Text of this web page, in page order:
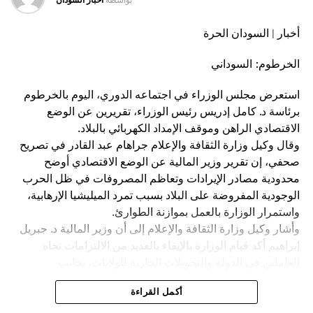
الدبلوماسية الأخيرة مع البعثة السودانية إلى التوصل إلى تسوية
عاجلة، تضمن إعادة فتح الأسواق واستئناف حركة التبادل
التجاري الطبيعية بين البلدين الشقيقين بما يحفظ مصالح
المزارعين والمصدرين.
واوضح موسيوكا المرشح لانتخابات الرئاسة الكينية القادم على
أن معالجة هذا الملف تقتضي أولاً أن تراجع الحكومة الكينية عن
الأعمال العدائية التي تبادر بها تجاه السودان وان تتوقف عن
سرقة الذهب السوداني، الذي يعاد تكريره وتصديره على أنه ذهب
كيني المنشأ، وكشف ان عائدات هذا الذهب تستخدم في تمويل
شراء الأسلحة التي تقتل السودانيين.
أخبار | السودان الحرة
الخرطوم: السوداني
استعرض مجلس الوزراء في اجتماعه الدوري، اليوم بالخرطوم
برئاسة د. كامل إدريس رئيس الوزراء، تقريرين عن الوضع
الاقتصادي الراهن وموقف الإمداد الكهربائي بالبلاد.
وقال وكيل وزارة الثقافة والإعلام جراهام عبد القادر في تصريح
صحفي، إن تقرير وزير المالية عن الوضع الاقتصادي أوضح
محدودية مصادر الإيرادات وتعاظم المصروفات في ظل الحرب
الوجودية المفروضة على البلاد بسبب تمرد الميليشيا الإرهابية،
واستمرار الوزارة بالعمل بموازنة الطوارئ.
وأشار وكيل وزارة الثقافة والإعلام إلى أن وزير المالية د. جبريل
إبراهيم أكد قيام الوزارة بالإيفاء بالعديد من الالتزامات تجاه
الالتزامات تجاه كل من الصحة والتعليم العام والعالي والحماية
الاجتماعية للأسر الضعيفة والتأمين الصحي والعلاج المجاني
أكمل القراءة